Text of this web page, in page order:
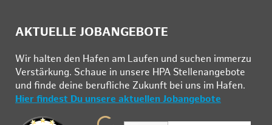
AKTUELLE JOBANGEBOTE
Wir hal­ten den Ha­fen am Lau­fen und su­chen im­mer­zu
Ver­stär­kung. Schau­e in un­se­re HPA Stel­len­an­ge­bo­te
und fin­de deine be­ruf­li­che Zu­kunft bei uns im Ha­fen.
Hier findest Du unsere aktuellen Jobangebote